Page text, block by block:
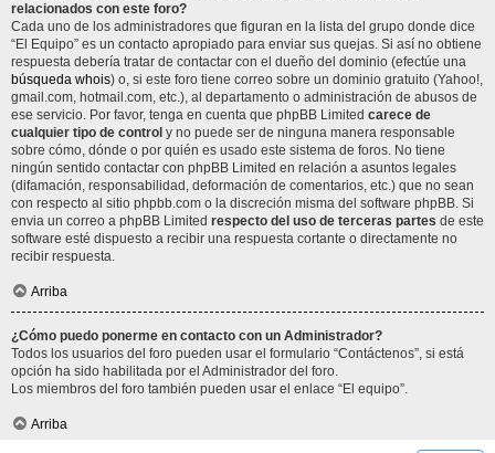
relacionados con este foro?
Cada uno de los administradores que figuran en la lista del grupo donde dice
“El Equipo” es un contacto apropiado para enviar sus quejas. Si así no obtiene
respuesta debería tratar de contactar con el dueño del dominio (efectúe una
búsqueda whois) o, si este foro tiene correo sobre un dominio gratuito (Yahoo!,
gmail.com, hotmail.com, etc.), al departamento o administración de abusos de
ese servicio. Por favor, tenga en cuenta que phpBB Limited carece de
cualquier tipo de control y no puede ser de ninguna manera responsable
sobre cómo, dónde o por quién es usado este sistema de foros. No tiene
ningún sentido contactar con phpBB Limited en relación a asuntos legales
(difamación, responsabilidad, deformación de comentarios, etc.) que no sean
con respecto al sitio phpbb.com o la discreción misma del software phpBB. Si
envia un correo a phpBB Limited respecto del uso de terceras partes de este
software esté dispuesto a recibir una respuesta cortante o directamente no
recibir respuesta.
Arriba
¿Cómo puedo ponerme en contacto con un Administrador?
Todos los usuarios del foro pueden usar el formulario “Contáctenos”, si está
opción ha sido habilitada por el Administrador del foro.
Los miembros del foro también pueden usar el enlace “El equipo”.
Arriba